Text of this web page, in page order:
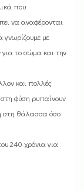
που
να αναφέρονται
με
για το σώμα και την
και πολλές
στη φύση ρυπαίνουν
στη θάλασσα όσο
240 χρόνια για